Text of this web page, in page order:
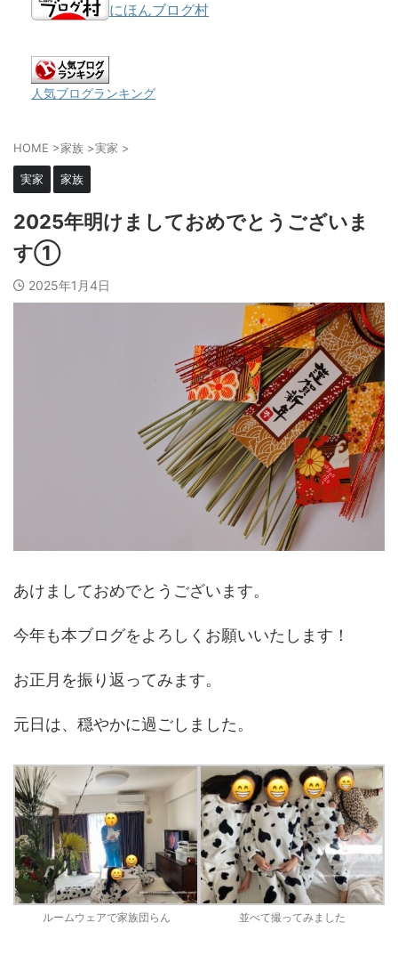
にほんブログ村
人気ブログランキング
HOME >家族 >実家 >
実家 家族
2025年明けましておめでとうございま
す①
2025年1月4日
あけましておめでとうございます。
今年も本ブログをよろしくお願いいたします！
お正月を振り返ってみます。
元日は、穏やかに過ごしました。
ルームウェアで家族団らん 並べて撮ってみました